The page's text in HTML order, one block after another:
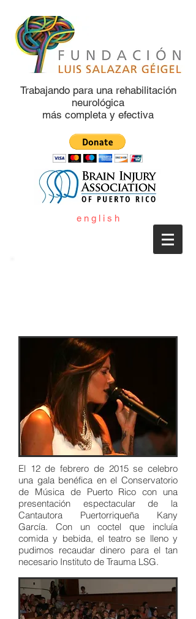
Trabajando para una rehabilitación
neurológica
más completa y efectiva
e n g l i s h
El 12 de febrero de 2015 se celebro
una gala benéfica en el Conservatorio
de Música de Puerto Rico con una
presentación espectacular de la
Cantautora Puertorriqueña Kany
García. Con un coctel que incluía
comida y bebida, el teatro se lleno y
pudimos recaudar dinero para el tan
necesario Instituto de Trauma LSG.